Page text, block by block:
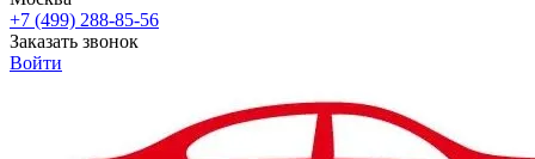
+7 (499) 288-85-56
Заказать звонок
Войти